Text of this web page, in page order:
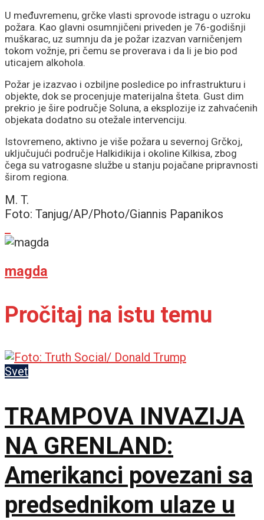
U međuvremenu, grčke vlasti sprovode istragu o uzroku
požara. Kao glavni osumnjičeni priveden je 76-godišnji
muškarac, uz sumnju da je požar izazvan varničenjem
tokom vožnje, pri čemu se proverava i da li je bio pod
uticajem alkohola.
Požar je izazvao i ozbiljne posledice po infrastrukturu i
objekte, dok se procenjuje materijalna šteta. Gust dim
prekrio je šire područje Soluna, a eksplozije iz zahvaćenih
objekata dodatno su otežale intervenciju.
Istovremeno, aktivno je više požara u severnoj Grčkoj,
uključujući područje Halkidikija i okoline Kilkisa, zbog
čega su vatrogasne službe u stanju pojačane pripravnosti
širom regiona.
M. T.
Foto: Tanjug/AP/Photo/Giannis Papanikos
magda
Pročitaj na istu temu
Svet
TRAMPOVA INVAZIJA
NA GRENLAND:
Amerikanci povezani sa
predsednikom ulaze u